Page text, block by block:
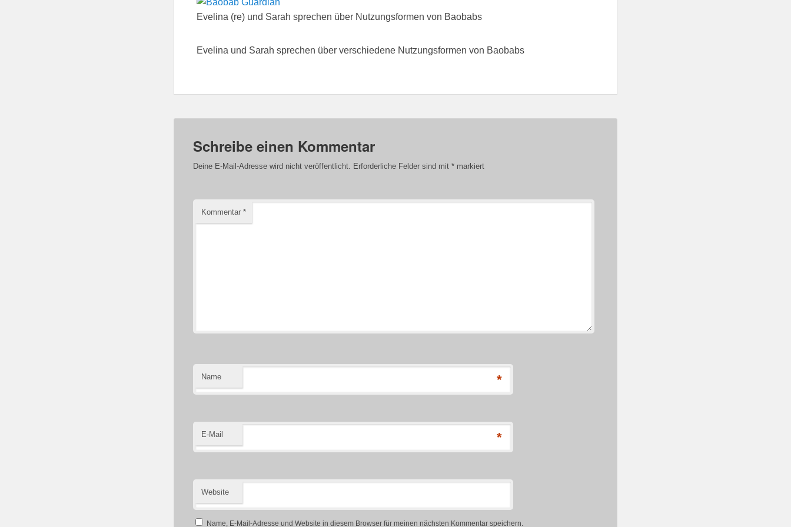
Evelina (re) und Sarah sprechen über Nutzungsformen von Baobabs
Evelina und Sarah sprechen über verschiedene Nutzungsformen von Baobabs
Schreibe einen Kommentar
Deine E-Mail-Adresse wird nicht veröffentlicht. Erforderliche Felder sind mit * markiert
Kommentar *
Name *
E-Mail *
Website
Name, E-Mail-Adresse und Website in diesem Browser für meinen nächsten Kommentar speichern.